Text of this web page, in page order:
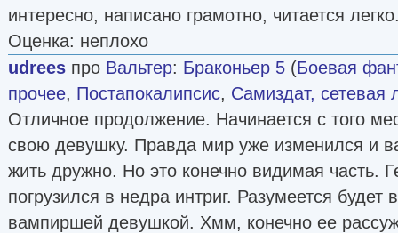
интересно, написано грамотно, читается
Оценка: неплохо
udrees про Вальтер: Браконьер 5 (Боевая
прочее, Постапокалипсис, Самиздат, сетевая
Отличное продолжение. Начинается с того
свою девушку. Правда мир уже изменился и
жить дружно. Но это конечно видимая часть.
погрузился в недра интриг. Разумеется будет
вампиршей девушкой. Хмм, конечно ее